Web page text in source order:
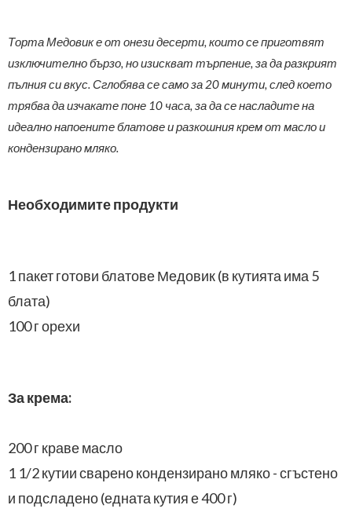
Торта Медовик е от онези десерти, които се приготвят
изключително бързо, но изискват търпение, за да разкрият
пълния си вкус. Сглобява се само за 20 минути, след което
трябва да изчакате поне 10 часа, за да се насладите на
идеално напоените блатове и разкошния крем от масло и
кондензирано мляко.
Необходимите продукти
1 пакет готови блатове Медовик (в кутията има 5
блата)
100 г орехи
За крема:
200 г краве масло
1 1/2 кутии сварено кондензирано мляко - сгъстено
и подсладено (едната кутия е 400 г)